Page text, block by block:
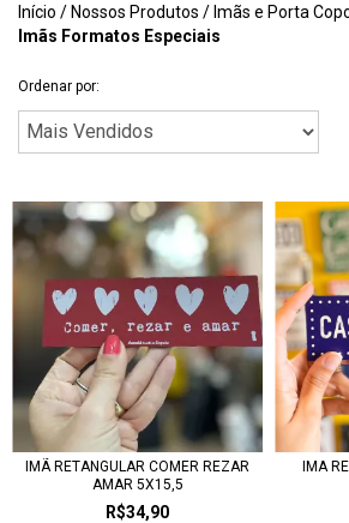
Início /Nossos Produtos /Imãs e Porta
Imãs Formatos Especiais
Ordenar por:
IMÃ RETANGULAR COMER REZAR
AMAR 5X15,5
R$34,90
IMA